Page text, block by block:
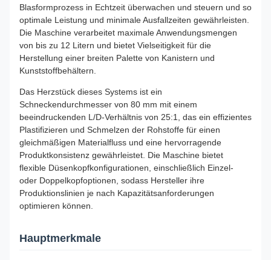
Blasformprozess in Echtzeit überwachen und steuern und so
optimale Leistung und minimale Ausfallzeiten gewährleisten.
Die Maschine verarbeitet maximale Anwendungsmengen
von bis zu 12 Litern und bietet Vielseitigkeit für die
Herstellung einer breiten Palette von Kanistern und
Kunststoffbehältern.
Das Herzstück dieses Systems ist ein
Schneckendurchmesser von 80 mm mit einem
beeindruckenden L/D-Verhältnis von 25:1, das ein effizientes
Plastifizieren und Schmelzen der Rohstoffe für einen
gleichmäßigen Materialfluss und eine hervorragende
Produktkonsistenz gewährleistet. Die Maschine bietet
flexible Düsenkopfkonfigurationen, einschließlich Einzel-
oder Doppelkopfoptionen, sodass Hersteller ihre
Produktionslinien je nach Kapazitätsanforderungen
optimieren können.
Hauptmerkmale